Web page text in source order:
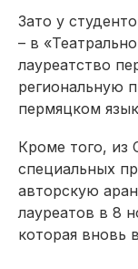
Зато у
– в
лауреатство
региональную
пермяцком
Кроме того, из
специальных
авторскую
лауреатов в 8
которая вновь